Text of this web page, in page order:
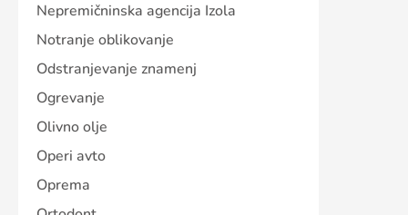
Nepremičninska agencija Izola
Notranje oblikovanje
Odstranjevanje znamenj
Ogrevanje
Olivno olje
Operi avto
Oprema